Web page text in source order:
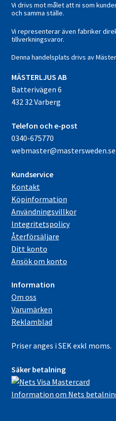
Vi drivs mot målet att ni som
och samma ställe.
Vi representerar även fabriker
tillverkningsvaror.
Denna handelsplats drivs av
MÄSTERLJUS AB
Batterivägen 6
432 32 Varberg
Telefon och e-post
0340-675770
webmaster@mastersweden.se
Kundservice
Kontakt
Köpinformation
Användningsvillkor
Integritetspolicy
Återförsäljare
Ditt konto
Ansök om konto
Information
Om oss
Varumärken
Reklamblad
Priser anges i SEK exkl moms.
Säker betalning
Information om Nets